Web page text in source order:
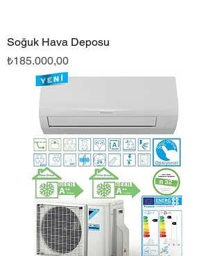
Soğuk Hava Deposu
Fiyat
₺185.000,00